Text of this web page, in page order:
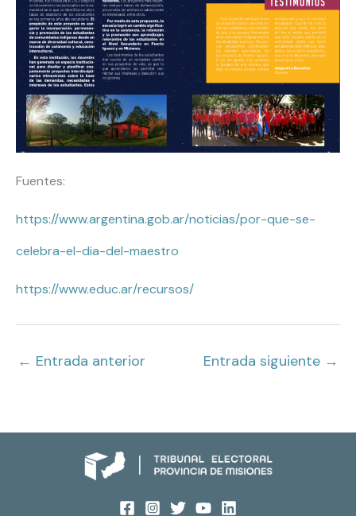
Fuentes:
https://www.argentina.gob.ar/noticias/por-que-se-
celebra-el-dia-del-maestro
https://www.educ.ar/recursos/
← Entrada anterior Entrada siguiente →